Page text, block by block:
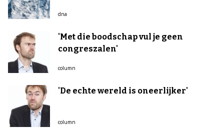
dna
'Met die boodschap vul je geen
congreszalen'
column
'De echte wereld is oneerlijker'
column